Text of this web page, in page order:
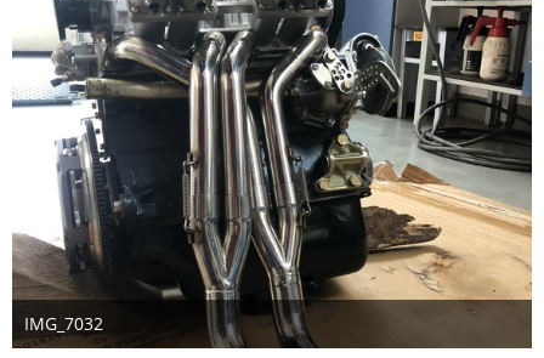
IMG_7032
8. Februar 2026